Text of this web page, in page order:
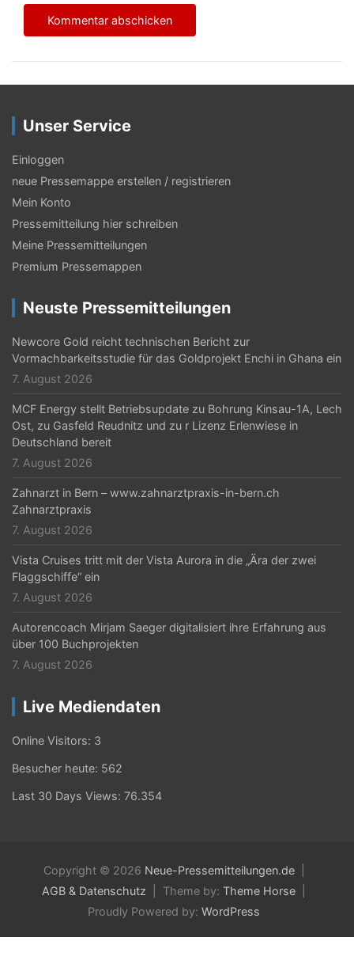
Unser Service
Einloggen
neue Pressemappe erstellen / registrieren
Mein Konto
Pressemitteilung hier schreiben
Meine Pressemitteilungen
Premium Pressemappen
Neuste Pressemitteilungen
Newcore Gold reicht technischen Bericht zur
Vormachbarkeitsstudie für das Goldprojekt Enchi in Ghana ein
7. August 2026
MCF Energy stellt Betriebsupdate zu Bohrung Kinsau-1A, Lech
Ost, zu Gasfeld Reudnitz und zu r Lizenz Erlenwiese in
Deutschland bereit
7. August 2026
Zahnarzt in Bern – www.zahnarztpraxis-in-bern.ch
Zahnarztpraxis
7. August 2026
Vista Cruises tritt mit der Vista Aurora in die „Ära der zwei
Flaggschiffe“ ein
7. August 2026
Autorencoach Mirjam Saeger digitalisiert ihre Erfahrung aus
über 100 Buchprojekten
7. August 2026
Live Mediendaten
Online Visitors: 3
Besucher heute: 562
Last 30 Days Views: 76.354
Copyright © 2026 Neue-Pressemitteilungen.de
AGB & Datenschutz
Theme by: Theme Horse
Proudly Powered by: WordPress